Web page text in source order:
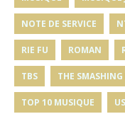
NOTE DE SERVICE
RIE FU ROMAN
TBS THE
TOP 10 MUSIQUE